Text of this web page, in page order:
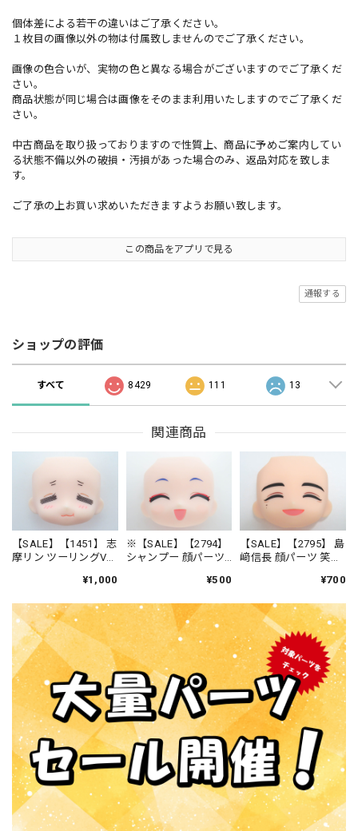
個体差による若干の違いはご了承ください。
１枚目の画像以外の物は付属致しませんのでご了承ください。
画像の色合いが、実物の色と異なる場合がございますのでご了承くだ
さい。
商品状態が同じ場合は画像をそのまま利用いたしますのでご了承くだ
さい。
中古商品を取り扱っておりますので性質上、商品に予めご案内してい
る状態不備以外の破損・汚損があった場合のみ、返品対応を致しま
す。
ご了承の上お買い求めいただきますようお願い致します。
この商品をアプリで見る
通報する
ショップの評価
すべて 8429 111 13
関連商品
【SALE】【1451】 志
摩リン ツーリングVer.
顔 ねんどろいど¥1,000
※【SALE】【2794】
シャンプー 顔パーツ
¥500
【SALE】【2795】 島
﨑信長 顔パーツ 笑
¥700